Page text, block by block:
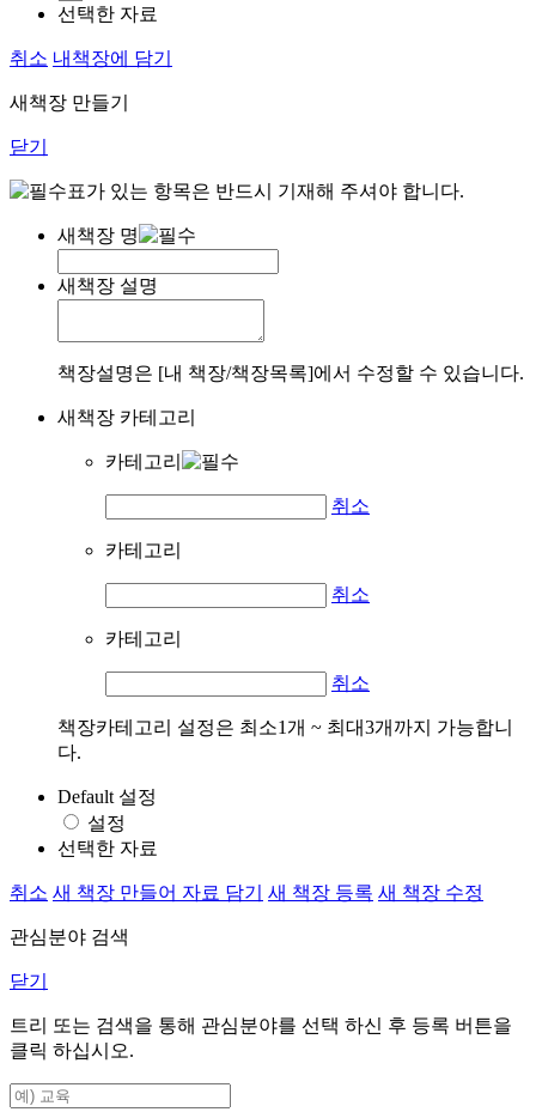
선택한 자료
취소 내책장에 담기
새책장 만들기
닫기
표가 있는 항목은 반드시 기재해 주셔야 합니다.
새책장 명
새책장 설명
책장설명은 [내 책장/책장목록]에서 수정할 수 있습니다.
새책장 카테고리
카테고리
취소
카테고리
취소
카테고리
취소
책장카테고리 설정은 최소1개 ~ 최대3개까지 가능합니
다.
Default 설정
설정
선택한 자료
취소 새 책장 만들어 자료 담기 새 책장 등록 새 책장 수정
관심분야 검색
닫기
트리 또는 검색을 통해 관심분야를 선택 하신 후 등록 버튼을
클릭 하십시오.